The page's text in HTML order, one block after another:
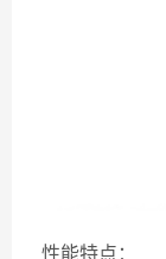
性能特点：